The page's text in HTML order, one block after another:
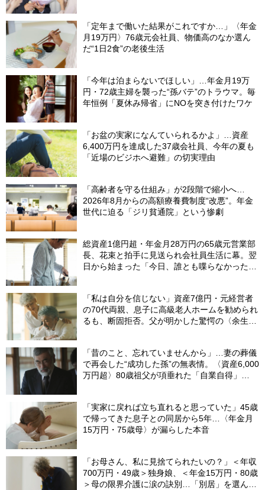
「定年まで働いた結果がこれですか…」〈年金
月19万円〉76歳元会社員、物価高のなか選ん
だ“1日2食”の老後生活
「今年は泊まらないでほしい」…年金月19万
円・72歳主婦を襲った“孫バテ”のトラウマ。毎
年恒例「夏休み帰省」にNOを突き付けたワケ
「お盆の実家になんていられるかよ」…資産
6,400万円を達成した37歳会社員、今年の夏も
「近場のビジホへ避難」の切実理由
「高齢者を守る仕組み」が2段階で縮小へ…
2026年8月からの高額療養費制度“改悪”。年金
世代に迫る「ジリ貧通院」という惨劇
総資産1億円超・年金月28万円の65歳元営業部
長、花束と拍手に見送られ会社員生活に幕。翌
日から始まった「今日、誰とも喋らなかった」
「私は自分を信じない」資産7億円・元経営者
の70代両親、息子に高級老人ホームを勧められ
るも、断固拒否。父が明かした驚愕の〈余生計
「昔のこと、忘れていませんから」…妻の葬儀
で再会した“成功した孫”の無表情。〈資産6,000
万円超〉80歳祖父が項垂れた「自業自得」
「実家に戻れば立ち直れると思っていた」45歳
で帰ってきた息子との同居から5年…〈年金月
15万円・75歳母〉が漏らした本音
「お母さん、私に見捨てられたいの？」＜年収
700万円・49歳＞独身娘、＜年金15万円・80歳
＞母の限界介護に涙の訣別…「別居」を選んだ